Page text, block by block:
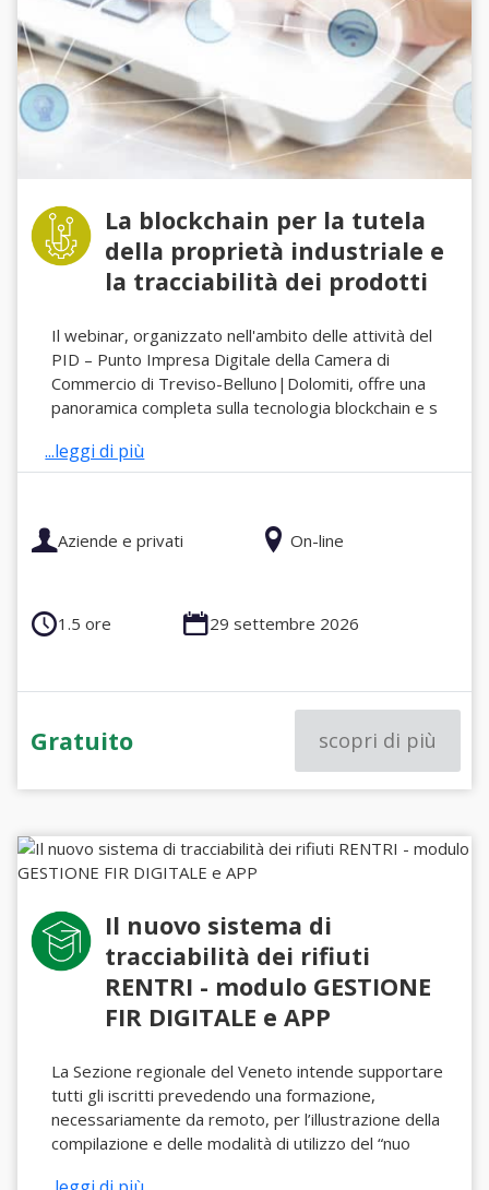
La blockchain per la tutela
della proprietà industriale e
la tracciabilità dei prodotti
Il webinar, organizzato nell'ambito delle attività del
PID – Punto Impresa Digitale della Camera di
Commercio di Treviso-Belluno|Dolomiti, offre una
panoramica completa sulla tecnologia blockchain e s
...leggi di più
Aziende e privati On-line
1.5 ore 29 settembre 2026
Gratuito scopri di più
Il nuovo sistema di
tracciabilità dei rifiuti
RENTRI - modulo GESTIONE
FIR DIGITALE e APP
La Sezione regionale del Veneto intende supportare
tutti gli iscritti prevedendo una formazione,
necessariamente da remoto, per l’illustrazione della
compilazione e delle modalità di utilizzo del “nuo